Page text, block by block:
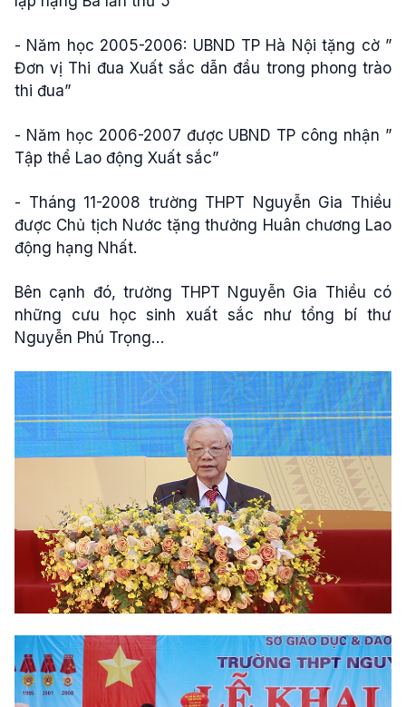
- Năm học 2005-2006: UBND TP Hà Nội tặng cờ ”
Đơn vị Thi đua Xuất sắc dẫn đầu trong phong trào
thi đua”
- Năm học 2006-2007 được UBND TP công nhận ”
Tập thể Lao động Xuất sắc”
- Tháng 11-2008 trường THPT Nguyễn Gia Thiều
được Chủ tịch Nước tặng thưởng Huân chương Lao
động hạng Nhất.
Bên cạnh đó, trường THPT Nguyễn Gia Thiều có
những cưu học sinh xuất sắc như tổng bí thư
Nguyễn Phú Trọng…